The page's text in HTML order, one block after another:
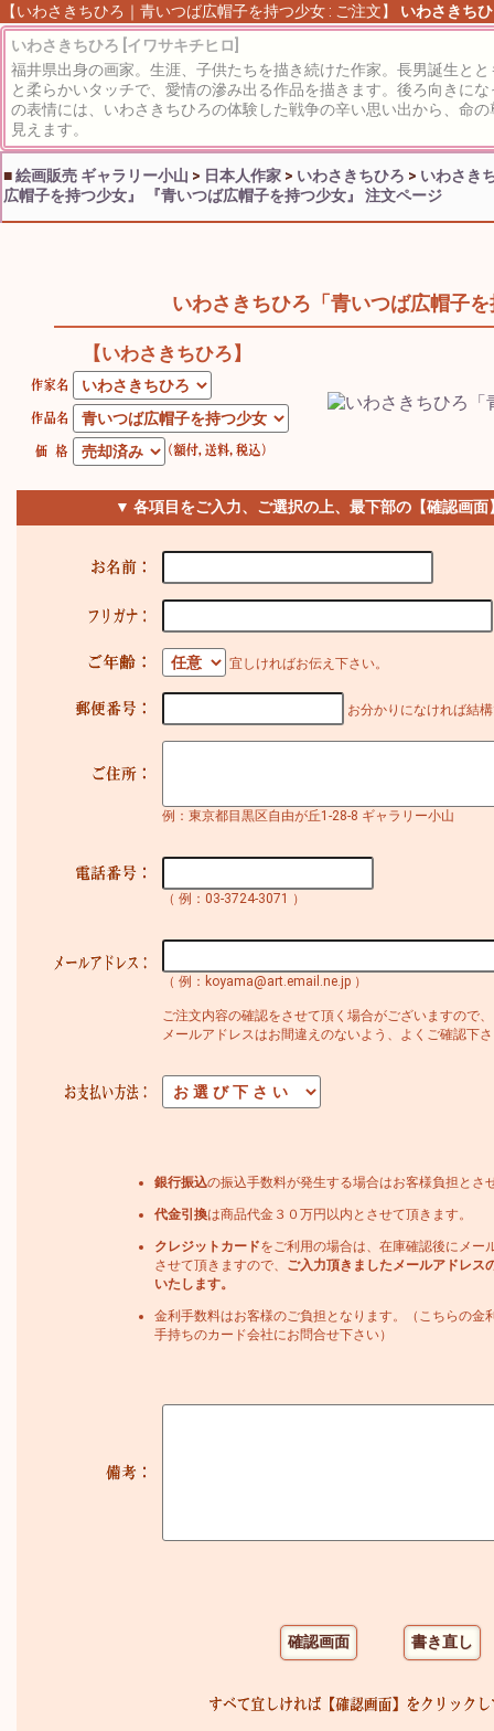
【いわさきちひろ｜青いつば広帽子を持つ少女 : ご注文】 いわさきち
いわさきちひろ [イワサキチヒロ]
福井県出身の画家。生涯、子供たちを描き続けた作家。長男誕生と
と柔らかいタッチで、愛情の滲み出る作品を描きます。後ろ向きに
の表情には、いわさきちひろの体験した戦争の辛い思い出から、命
見えます。
■絵画販売 ギャラリー小山 > 日本人作家 > いわさきちひろ > いわさき
広帽子を持つ少女』
『青いつば広帽子を持つ少女』 注文ページ
いわさきちひろ「青いつば広帽子
【いわさきちひろ】
▼ 各項目をご入力、ご選択の上、最下部の【確認画
宜しければお伝え下さい。
お分かりになければ結
例：東京都目黒区自由が丘1-28-8 ギャラリー小山
（ 例：03-3724-3071 ）
（ 例：koyama@art.email.ne.jp ）
ご注文内容の確認をさせて頂く場合がございますので、
メールアドレスはお間違えのないよう、よくご確認下
銀行振込の振込手数料が発生する場合はお客様負担とさ
代金引換は商品代金３０万円以内とさせて頂きます。
クレジットカードをご利用の場合は、在庫確認後にメー
させて頂きますので、
ご入力頂きましたメールアドレス
いたします。
金利手数料はお客様のご負担となります。（こちらの金
手持ちのカード会社にお問合せ下さい）